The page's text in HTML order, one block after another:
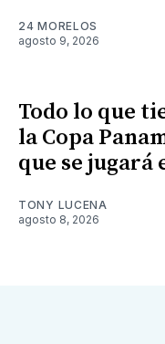
24 MORELOS
agosto 9, 2026
Todo lo que
la Copa
que se jugará
TONY LUCENA
agosto 8, 2026